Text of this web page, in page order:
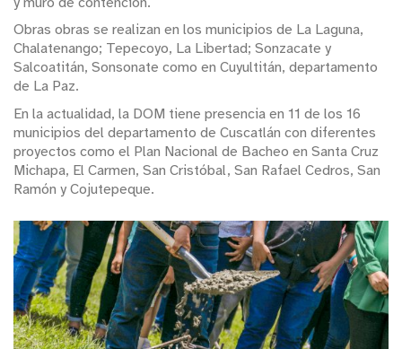
Obras obras se realizan en los municipios de La Laguna,
Chalatenango; Tepecoyo, La Libertad; Sonzacate y
Salcoatitán, Sonsonate como en Cuyultitán, departamento
de La Paz.
En la actualidad, la DOM tiene presencia en 11 de los 16
municipios del departamento de Cuscatlán con diferentes
proyectos como el Plan Nacional de Bacheo en Santa Cruz
Michapa, El Carmen, San Cristóbal, San Rafael Cedros, San
Ramón y Cojutepeque.